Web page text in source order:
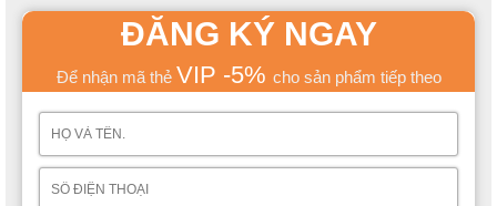
ĐĂNG KÝ NGAY
Để nhận mã thẻ VIP -5% cho sản phẩm tiếp theo